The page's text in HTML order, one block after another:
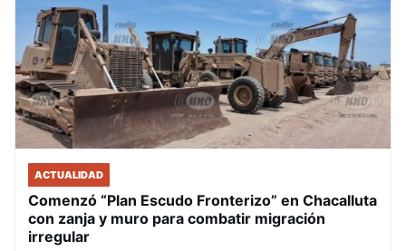
ACTUALIDAD
Comenzó “Plan Escudo Fronterizo” en Chacalluta
con zanja y muro para combatir migración
irregular